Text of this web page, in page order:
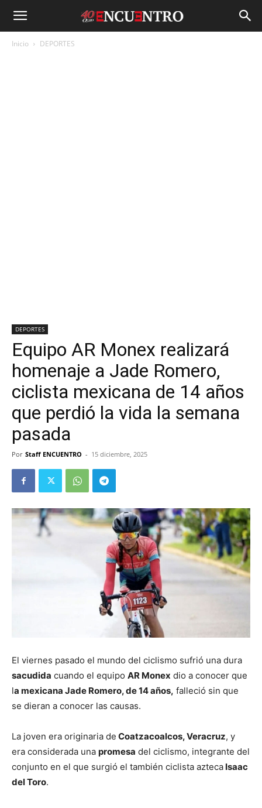
Inicio DEPORTES
DEPORTES
Equipo AR Monex realizará
homenaje a Jade Romero,
ciclista mexicana de 14 años
que perdió la vida la semana
pasada
Por Staff ENCUENTRO - 15 diciembre, 2025
El viernes pasado el mundo del ciclismo sufrió una dura
sacudida cuando el equipo AR Monex dio a conocer que
la mexicana Jade Romero, de 14 años, falleció sin que
se dieran a conocer las causas.
La joven era originaria de Coatzacoalcos, Veracruz, y
era considerada una promesa del ciclismo, integrante del
conjunto en el que surgió el también ciclista azteca Isaac
del Toro.